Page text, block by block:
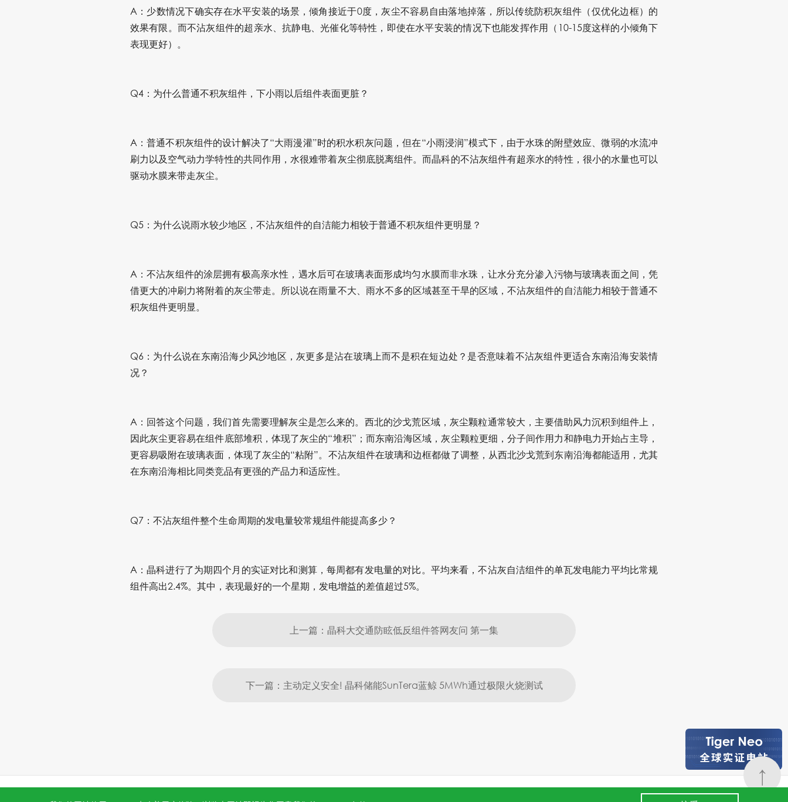
A：少数情况下确实存在水平安装的场景，倾角接近于0度，灰尘不容易自由落地掉落，所以传统防积灰组件（仅优化边框）的
效果有限。而不沾灰组件的超亲水、抗静电、光催化等特性，即使在水平安装的情况下也能发挥作用（10-15度这样的小倾角下
表现更好）。
Q4：为什么普通不积灰组件，下小雨以后组件表面更脏？
A：普通不积灰组件的设计解决了“大雨漫灌”时的积水积灰问题，但在“小雨浸润”模式下，由于水珠的附壁效应、微弱的水流冲
刷力以及空气动力学特性的共同作用，水很难带着灰尘彻底脱离组件。而晶科的不沾灰组件有超亲水的特性，很小的水量也可以
驱动水膜来带走灰尘。
Q5：为什么说雨水较少地区，不沾灰组件的自洁能力相较于普通不积灰组件更明显？
A：不沾灰组件的涂层拥有极高亲水性，遇水后可在玻璃表面形成均匀水膜而非水珠，让水分充分渗入污物与玻璃表面之间，凭
借更大的冲刷力将附着的灰尘带走。所以说在雨量不大、雨水不多的区域甚至干旱的区域，不沾灰组件的自洁能力相较于普通不
积灰组件更明显。
Q6：为什么说在东南沿海少风沙地区，灰更多是沾在玻璃上而不是积在短边处？是否意味着不沾灰组件更适合东南沿海安装情
况？
A：回答这个问题，我们首先需要理解灰尘是怎么来的。西北的沙戈荒区域，灰尘颗粒通常较大，主要借助风力沉积到组件上，
因此灰尘更容易在组件底部堆积，体现了灰尘的“堆积”；而东南沿海区域，灰尘颗粒更细，分子间作用力和静电力开始占主导，
更容易吸附在玻璃表面，体现了灰尘的“粘附”。不沾灰组件在玻璃和边框都做了调整，从西北沙戈荒到东南沿海都能适用，尤其
在东南沿海相比同类竞品有更强的产品力和适应性。
Q7：不沾灰组件整个生命周期的发电量较常规组件能提高多少？
A：晶科进行了为期四个月的实证对比和测算，每周都有发电量的对比。平均来看，不沾灰自洁组件的单瓦发电能力平均比常规
组件高出2.4%。其中，表现最好的一个星期，发电增益的差值超过5%。
上一篇：晶科大交通防眩低反组件答网友问 第一集
下一篇：主动定义安全! 晶科储能SunTera蓝鲸 5MWh通过极限火烧测试
24小时全国服务热线
↑
All rights reserved © 2026 Jinko Solar.沪ICP备2022022315号-1. 沪公网安备 31010602006888号